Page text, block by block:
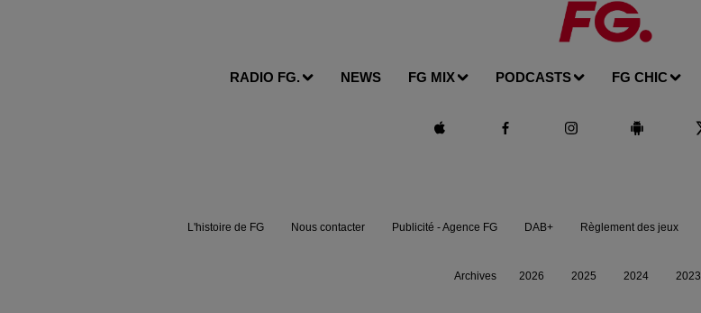
RADIO FG. NEWS FG MIX PODCASTS FG CHIC
L'histoire de FG Nous contacter Publicité - Agence FG DAB+ Règlement des jeux
Archives 2026 2025 2024 2023